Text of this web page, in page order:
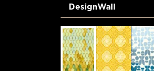
DesignWall